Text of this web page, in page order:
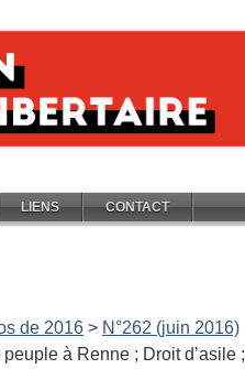
LIENS CONTACT
de 2016 > N°262 (juin 2016)
peuple à Renne ; Droit d’asile ;